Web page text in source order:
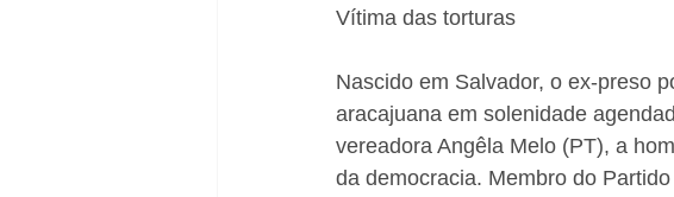
Vítima das torturas
Nascido em Salvador, o ex-preso
aracajuana em solenidade
vereadora Angêla Melo (PT), a
da democracia. Membro do